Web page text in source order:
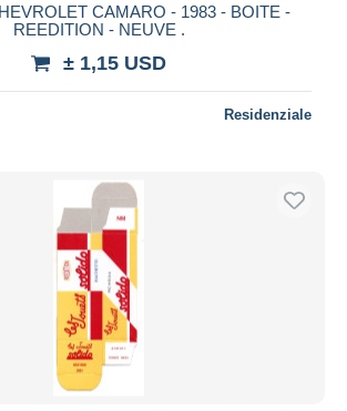
CAMARO - 1983 - BOITE -
REEDITION - NEUVE .
± 1,15 USD
Residenziale